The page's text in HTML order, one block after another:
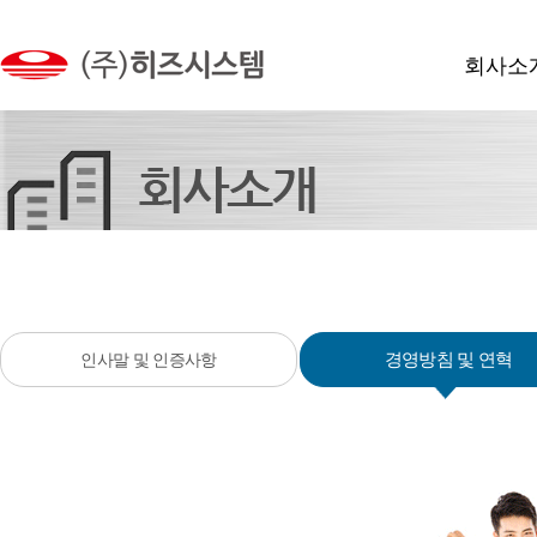
회사소
인사말 및 인증사항 경영방침 및 연혁